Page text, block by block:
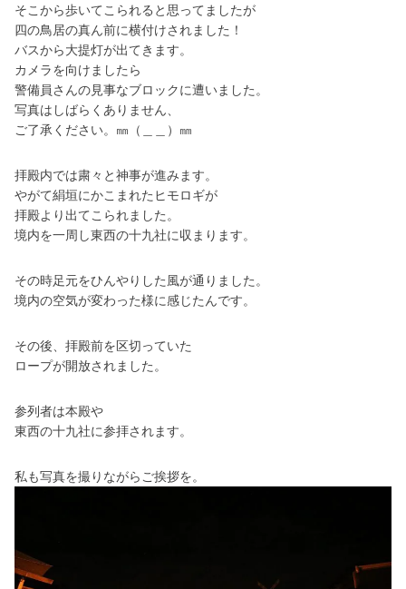
そこから歩いてこられると思ってましたが
四の鳥居の真ん前に横付けされました！
バスから大提灯が出てきます。
カメラを向けましたら
警備員さんの見事なブロックに遭いました。
写真はしばらくありません、
ご了承ください。㎜（＿＿）㎜
拝殿内では粛々と神事が進みます。
やがて絹垣にかこまれたヒモロギが
拝殿より出てこられました。
境内を一周し東西の十九社に収まります。
その時足元をひんやりした風が通りました。
境内の空気が変わった様に感じたんです。
その後、拝殿前を区切っていた
ロープが開放されました。
参列者は本殿や
東西の十九社に参拝されます。
私も写真を撮りながらご挨拶を。